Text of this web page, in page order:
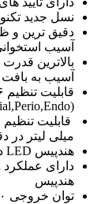
نسل جدید
دقیق ترین و
آسیب
بالاترین
آسیب به بافت
(implant,Cortical,Concellous,Special,Perio,Endo)
میلی لیتر در
هندپیس LED دار با قابلیت چرخش ۳۶۰ درجه و قابل اتوکلاو
هندپیس
توان خروجی ۱۲۰ VA